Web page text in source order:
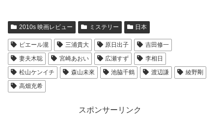
2010s 映画レビュー ミステリー 日本
ピエール瀧 三浦貴大 原日出子
吉田修一
妻夫木聡
宮崎あおい 広瀬すず
李相日
松山ケンイチ
森山未來 池脇千鶴 渡辺謙
綾野剛
高畑充希
スポンサーリンク